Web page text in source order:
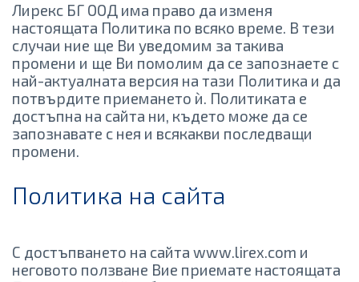
Лирекс БГ ООД има право да изменя
настоящата Политика по всяко време. В тези
случаи ние ще Ви уведомим за такива
промени и ще Ви помолим да се запознаете с
най-актуалната версия на тази Политика и да
потвърдите приемането ѝ. Политиката е
достъпна на сайта ни, където може да се
запознавате с нея и всякакви последващи
промени.
Политика на сайта
С достъпването на сайта www.lirex.com и
неговото ползване Вие приемате настоящата